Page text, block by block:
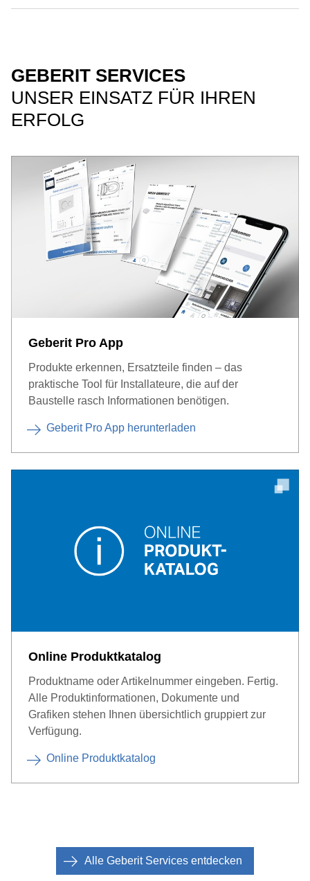
GEBERIT SERVICES
UNSER EINSATZ FÜR IHREN
ERFOLG
Geberit Pro App
Produkte erkennen, Ersatzteile finden – das
praktische Tool für Installateure, die auf der
Baustelle rasch Informationen benötigen.
Geberit Pro App herunterladen
Online Produktkatalog
Produktname oder Artikelnummer eingeben. Fertig.
Alle Produktinformationen, Dokumente und
Grafiken stehen Ihnen übersichtlich gruppiert zur
Verfügung.
Online Produktkatalog
Alle Geberit Services entdecken